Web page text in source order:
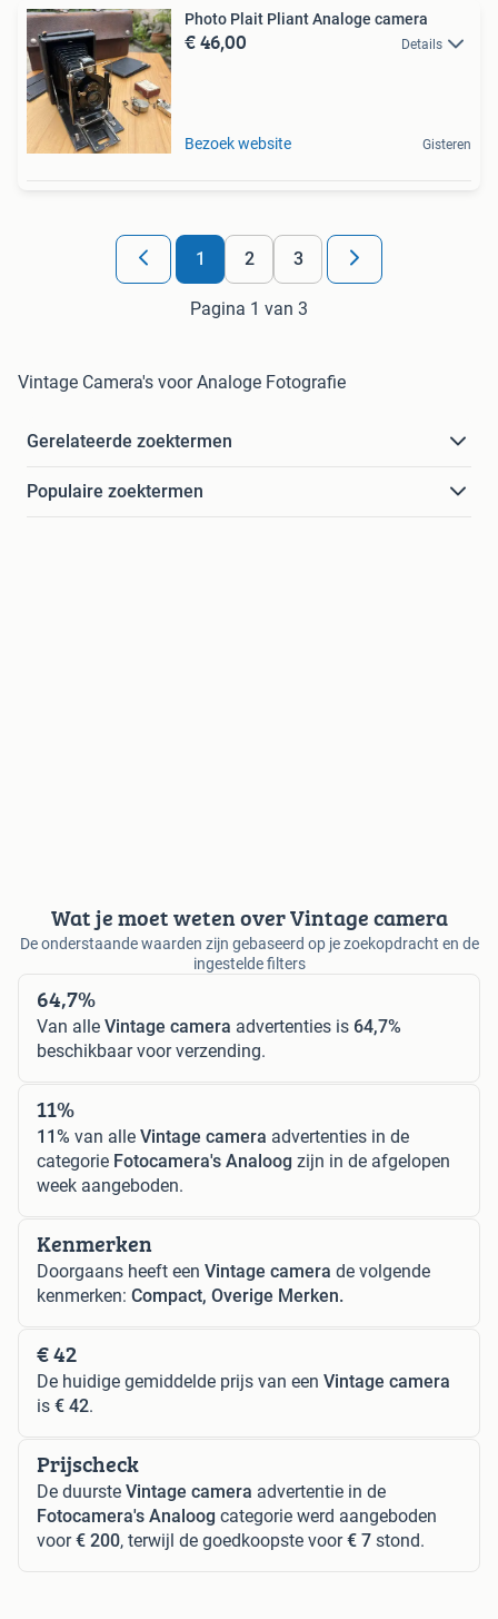
Photo Plait Pliant Analoge camera
€ 46,00 Details
Bezoek website Gisteren
1 2 3
Pagina 1 van 3
Vintage Camera's voor Analoge Fotografie
Gerelateerde zoektermen
Populaire zoektermen
Wat je moet weten over Vintage camera
De onderstaande waarden zijn gebaseerd op je zoekopdracht en de
ingestelde filters
64,7%
Van alle Vintage camera advertenties is 64,7%
beschikbaar voor verzending.
11%
11% van alle Vintage camera advertenties in de
categorie Fotocamera's Analoog zijn in de afgelopen
week aangeboden.
Kenmerken
Doorgaans heeft een Vintage camera de volgende
kenmerken: Compact, Overige Merken.
€ 42
De huidige gemiddelde prijs van een Vintage camera
is € 42.
Prijscheck
De duurste Vintage camera advertentie in de
Fotocamera's Analoog categorie werd aangeboden
voor€ 200, terwijl de goedkoopste voor€ 7 stond.